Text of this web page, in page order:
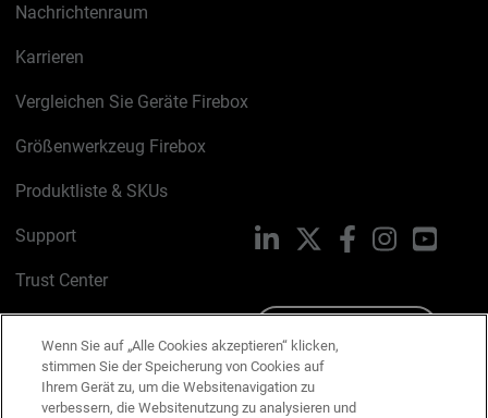
Nachrichtenraum
Karrieren
Vergleichen Sie Geräte Firebox
Größenwerkzeug Firebox
Produktliste & SKUs
Support
Trust Center
Cookie-Richtlinie
Datenschutzrichtlinie
LinkedIn FacebookInstagram
Wenn Sie auf „Alle Cookies akzeptieren“ klicken,
stimmen Sie der Speicherung von Cookies auf
Ihrem Gerät zu, um die Websitenavigation zu
verbessern, die Websitenutzung zu analysieren und